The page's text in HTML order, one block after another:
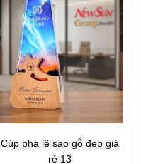
Cúp pha lê sao gỗ đẹp giá
rẻ 13